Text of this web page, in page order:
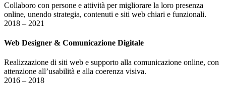
Collaboro con persone e attività per migliorare la loro presenza
online, unendo strategia, contenuti e siti web chiari e funzionali.
2018 – 2021
Web Designer & Comunicazione Digitale
Realizzazione di siti web e supporto alla comunicazione online, con
attenzione all’usabilità e alla coerenza visiva.
2016 – 2018